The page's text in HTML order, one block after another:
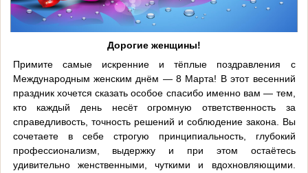
Дорогие женщины!
Примите самые искренние и тёплые поздравления с
Международным женским днём — 8 Марта! В этот весенний
праздник хочется сказать особое спасибо именно вам — тем,
кто каждый день несёт огромную ответственность за
справедливость, точность решений и соблюдение закона. Вы
сочетаете в себе строгую принципиальность, глубокий
профессионализм, выдержку и при этом остаётесь
удивительно женственными, чуткими и вдохновляющими.